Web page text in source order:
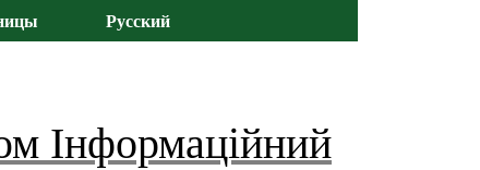
Русский
Інформаційний